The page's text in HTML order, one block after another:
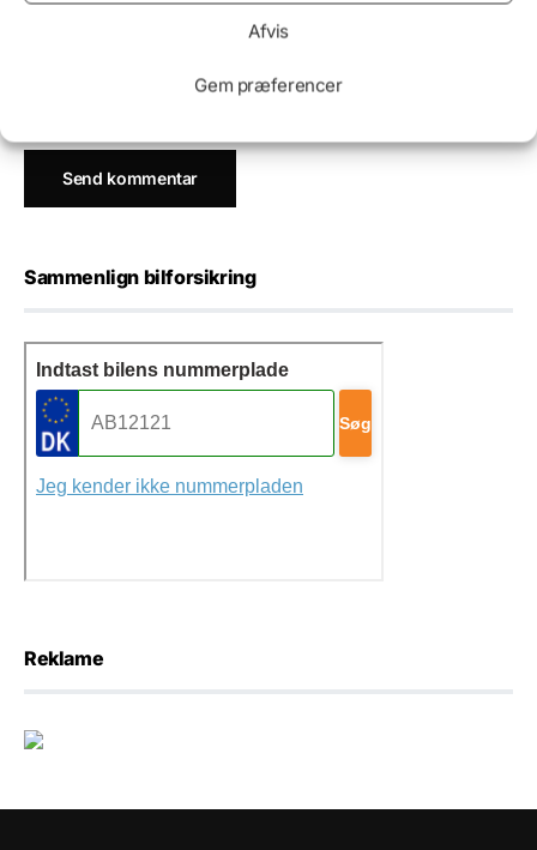
Afvis
Gem præferencer
Sammenlign bilforsikring
Reklame